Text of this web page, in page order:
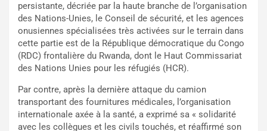
persistante, décriée par la haute branche de l’organisation
des Nations-Unies, le Conseil de sécurité, et les agences
onusiennes spécialisées très activées sur le terrain dans
cette partie est de la République démocratique du Congo
(RDC) frontalière du Rwanda, dont le Haut Commissariat
des Nations Unies pour les réfugiés (HCR).
Par contre, après la dernière attaque du camion
transportant des fournitures médicales, l’organisation
internationale axée à la santé, a exprimé sa « solidarité
avec les collègues et les civils touchés, et réaffirmé son